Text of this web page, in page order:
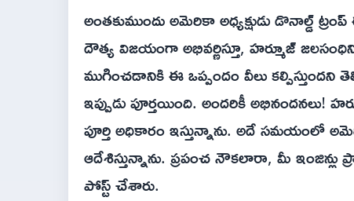
అంతకుముందు అమెరికా అధ్యక్షుడు డొనాల్డ్
దౌత్య విజయంగా అభివర్ణిస్తూ, హ‌ర్మూజ్
ముగించడానికి ఈ ఒప్పందం వీలు
ఇప్పుడు పూర్తయింది. అందరికీ అభినందనలు!
పూర్తి అధికారం ఇస్తున్నాను. అదే సమయంలో
ఆదేశిస్తున్నాను. ప్రపంచ నౌకలారా, మీ
పోస్ట్ చేశారు.